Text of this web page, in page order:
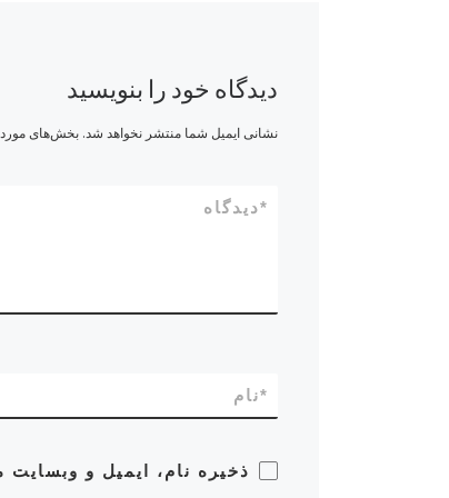
دیدگاه خود را بنویسید
نشانی ایمیل شما منتشر نخواهد شد. بخش‌های
دیدگاه*
نام*
ذخیره نام، ایمیل و